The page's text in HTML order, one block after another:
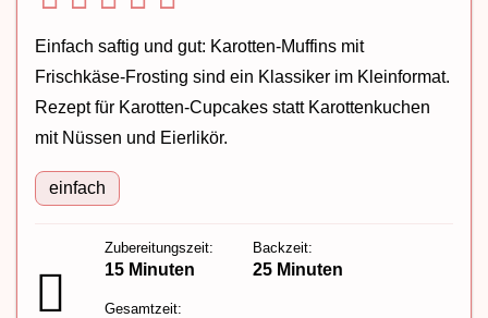
Einfach saftig und gut: Karotten-Muffins mit
Frischkäse-Frosting sind ein Klassiker im Kleinformat.
Rezept für Karotten-Cupcakes statt Karottenkuchen
mit Nüssen und Eierlikör.
einfach
Zubereitungszeit:
15 Minuten
Backzeit:
25 Minuten
Gesamtzeit: